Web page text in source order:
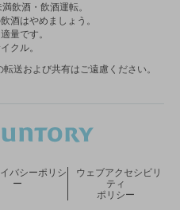
飲酒・飲酒運転。
酒はやめましょう。
量です。
クル。
送および共有はご遠慮ください。
バシーポリシ
ー
ウェブアクセシビリ
ティ
ポリシー